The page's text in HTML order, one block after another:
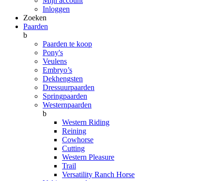
Inloggen
Zoeken
Paarden
b
Paarden te koop
Pony's
Veulens
Embryo’s
Dekhengsten
Dressuurpaarden
Springpaarden
Westernpaarden
b
Western Riding
Reining
Cowhorse
Cutting
Western Pleasure
Trail
Versatility Ranch Horse